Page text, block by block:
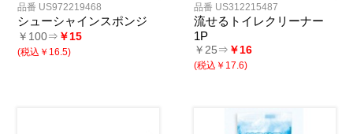
品番 US972219468
シューシャインスポンジ
￥100⇒ ￥15
(税込￥16.5)
品番 US312215487
流せるトイレクリーナー
1P
￥25⇒ ￥16
(税込￥17.6)